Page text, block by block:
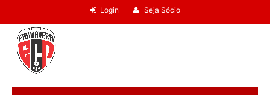
Login Seja Sócio